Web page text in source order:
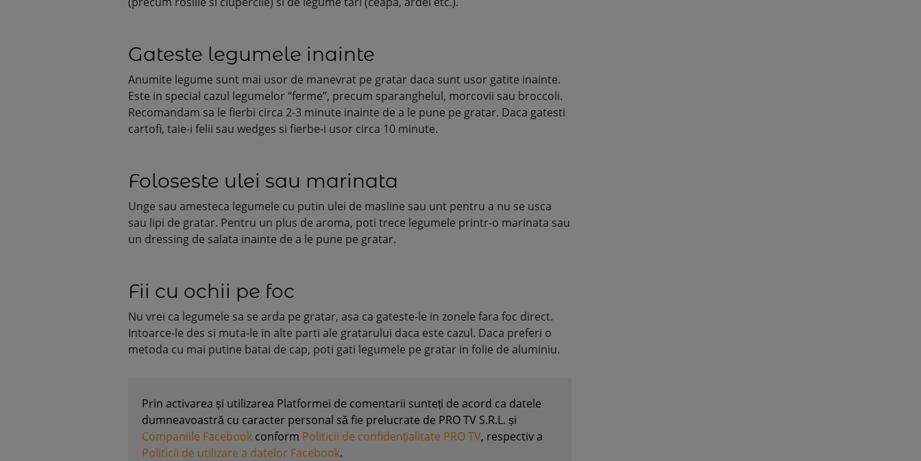
Gateste legumele inainte
Anumite legume sunt mai usor de manevrat pe gratar daca sunt usor gatite inainte.
Este in special cazul legumelor “ferme”, precum sparanghelul, morcovii sau broccoli.
Recomandam sa le fierbi circa 2-3 minute inainte de a le pune pe gratar. Daca gatesti
cartofi, taie-i felii sau wedges si fierbe-i usor circa 10 minute.
Foloseste ulei sau marinata
Unge sau amesteca legumele cu putin ulei de masline sau unt pentru a nu se usca
sau lipi de gratar. Pentru un plus de aroma, poti trece legumele printr-o marinata sau
un dressing de salata inainte de a le pune pe gratar.
Fii cu ochii pe foc
Nu vrei ca legumele sa se arda pe gratar, asa ca gateste-le in zonele fara foc direct.
Intoarce-le des si muta-le in alte parti ale gratarului daca este cazul. Daca preferi o
metoda cu mai putine batai de cap, poti gati legumele pe gratar in folie de aluminiu.
Prin activarea și utilizarea Platformei de comentarii sunteți de acord ca datele
dumneavoastră cu caracter personal să fie prelucrate de PRO TV S.R.L. și
Companiile Facebook conform Politicii de confidențialitate PRO TV, respectiv a
Politicii de utilizare a datelor Facebook.